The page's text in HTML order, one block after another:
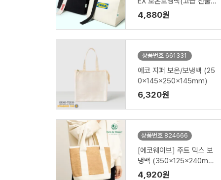
케이스 포함)
4,880원
상품번호 661331
에코 지퍼 보온/보냉백 (25
0x145x250x145mm)
6,320원
상품번호 824666
[에코웨이브] 주트 믹스 보
냉백 (350x125x240m
m)
4,920원